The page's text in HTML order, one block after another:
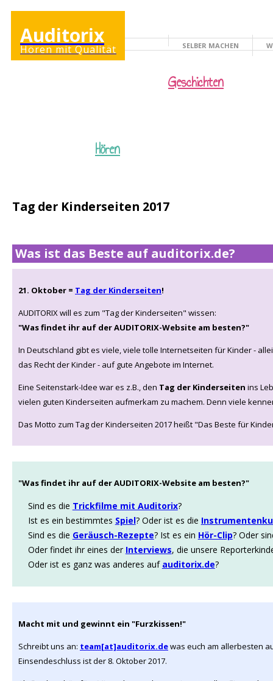
Auditorix
Hören mit Qualität KINDERSEITE
SELBER MACHEN
Hören
Geschichten
Tag der Kinderseiten 2017
Was ist das Beste auf auditorix.de?
21. Oktober = Tag der Kinderseiten!
AUDITORIX will es zum "Tag der Kinderseiten" wissen:
"Was findet ihr auf der AUDITORIX-Website am besten?"
In Deutschland gibt es viele, viele tolle Internetseiten für Kinder -
das Recht der Kinder - auf gute Angebote im Internet.
Eine Seitenstark-Idee war es z.B., den Tag der Kinderseiten ins
vielen guten Kinderseiten aufmerkam zu machem. Denn viele
Das Motto zum Tag der Kinderseiten 2017 heißt "Das Beste für
"Was findet ihr auf der AUDITORIX-Website am besten?"
Sind es die Trickfilme mit Auditorix?
Ist es ein bestimmtes Spiel? Oder ist es die
Sind es die Geräusch-Rezepte? Ist es ein Hör-Clip? Oder
Oder findet ihr eines der Interviews, die unsere
Oder ist es ganz was anderes auf auditorix.de?
Macht mit und gewinnt ein "Furzkissen!"
Schreibt uns an: team[at]auditorix.dewas euch am allerbesten
Einsendeschluss ist der 8. Oktober 2017.